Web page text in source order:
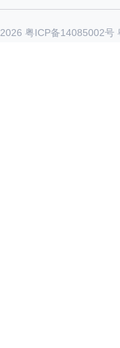
2026 粤ICP备14085002号